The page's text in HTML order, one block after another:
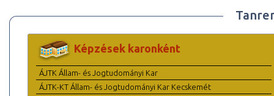
Képzések karonként
ÁJTK Állam- és Jogtudományi Kar
ÁJTK-KT Állam- és Jogtudományi Kar Kecskemét